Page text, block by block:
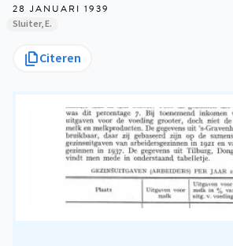
28 JANUARI 1939
Sluiter, E.
Citeren